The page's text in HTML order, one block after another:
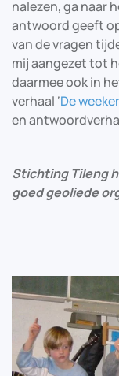
nalezen, ga naar
antwoord geeft
van de vragen
mij aangezet tot
daarmee ook in
verhaal ‘De
en
Stichting Tileng
goed geoliede